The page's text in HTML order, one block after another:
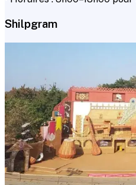
Shilpgram